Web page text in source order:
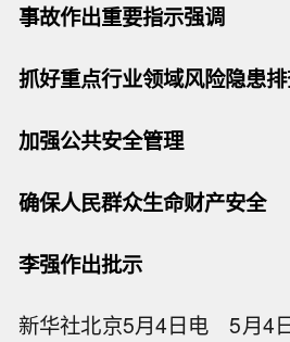
事故作出重要指示强调
抓好重点行业领域风险隐患
加强公共安全管理
确保人民群众生命财产安全
李强作出批示
新华社北京5月4日电 5月4